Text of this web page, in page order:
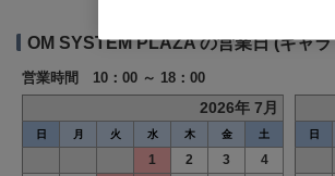
OM SYSTEM PLAZA の営業日 (ギャ
営業時間 10：00 ～ 18：00
2026年 7月
日 月 火 水 木 金 土
1 2 3
4
日